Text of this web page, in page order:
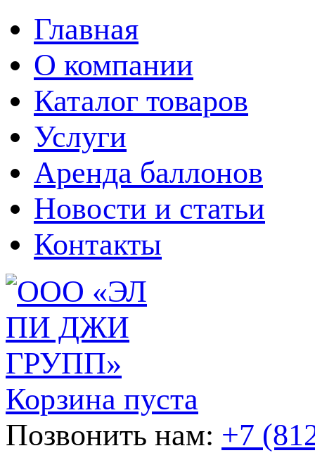
Главная
О компании
Каталог товаров
Услуги
Аренда баллонов
Новости и статьи
Контакты
Корзина пуста
Позвонить нам: +7